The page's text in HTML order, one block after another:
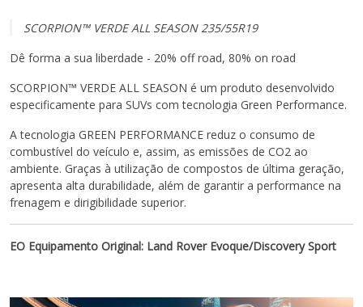
SCORPION™ VERDE ALL SEASON 235/55R19
Dê forma a sua liberdade - 20% off road, 80% on road
SCORPION™ VERDE ALL SEASON é um produto desenvolvido
especificamente para SUVs com tecnologia Green Performance.
A tecnologia GREEN PERFORMANCE reduz o consumo de
combustível do veículo e, assim, as emissões de CO2 ao
ambiente. Graças à utilização de compostos de última geração,
apresenta alta durabilidade, além de garantir a performance na
frenagem e dirigibilidade superior.
EO Equipamento Original: Land Rover Evoque/Discovery Sport